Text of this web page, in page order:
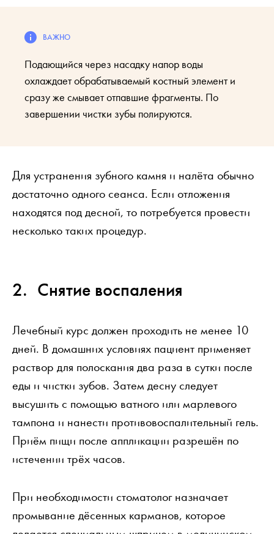
Подающийся через насадку напор воды
охлаждает обрабатываемый костный элемент и
сразу же смывает отпавшие фрагменты. По
завершении чистки зубы полируются.
Для устранения зубного камня и налёта обычно
достаточно одного сеанса. Если отложения
находятся под десной, то потребуется провести
несколько таких процедур.
Снятие воспаления
Лечебный курс должен проходить не менее 10
дней. В домашних условиях пациент применяет
раствор для полоскания два раза в сутки после
еды и чистки зубов. Затем десну следует
высушить с помощью ватного или марлевого
тампона и нанести противовоспалительный гель.
Приём пищи после аппликации разрешён по
истечении трёх часов.
При необходимости стоматолог назначает
промывание дёсенных карманов, которое